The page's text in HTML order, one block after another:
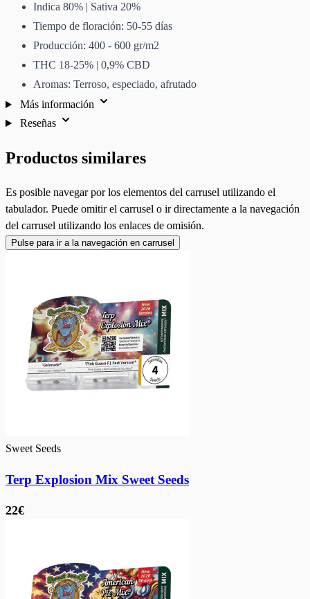
Indica 80% | Sativa 20%
Tiempo de floración: 50-55 días
Producción: 400 - 600 gr/m2
THC 18-25% | 0,9% CBD
Aromas: Terroso, especiado, afrutado
Más información
Reseñas
Productos similares
Es posible navegar por los elementos del carrusel utilizando el
tabulador. Puede omitir el carrusel o ir directamente a la navegación
del carrusel utilizando los enlaces de omisión.
Pulse para ir a la navegación en carrusel
Sweet Seeds
Terp Explosion Mix Sweet Seeds
22€